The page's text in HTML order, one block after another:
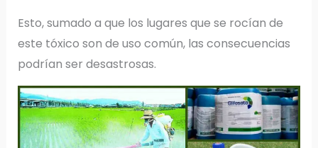
Esto, sumado a que los lugares que se rocían de
este tóxico son de uso común, las consecuencias
podrían ser desastrosas.